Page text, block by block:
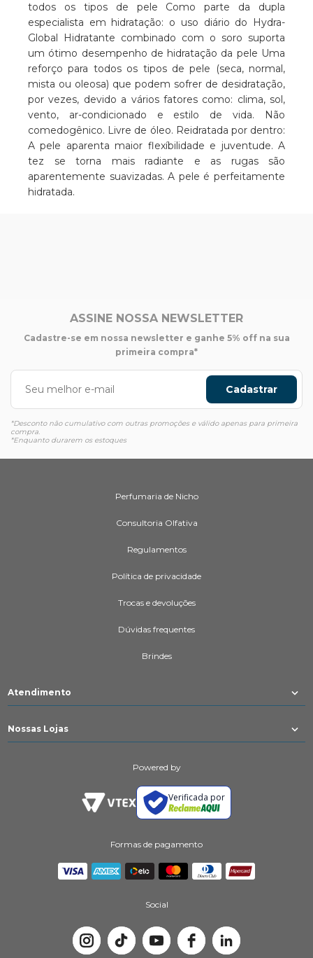
todos os tipos de pele Como parte da dupla
especialista em hidratação: o uso diário do Hydra-
Global Hidratante combinado com o soro suporta
um ótimo desempenho de hidratação da pele Uma
reforço para todos os tipos de pele (seca, normal,
mista ou oleosa) que podem sofrer de desidratação,
por vezes, devido a vários fatores como: clima, sol,
vento, ar-condicionado e estilo de vida. Não
comedogênico. Livre de óleo. Reidratada por dentro:
A pele aparenta maior flexíbilidade e juventude. A
tez se torna mais radiante e as rugas são
aparentemente suavizadas. A pele é perfeitamente
hidratada.
ASSINE NOSSA NEWSLETTER
Cadastre-se em nossa newsletter e ganhe 5% off na sua
primeira compra*
Cadastrar
*Desconto não cumulativo com outras promoções e válido apenas para primeira
compra.
*Enquanto durarem os estoques
Perfumaria de Nicho
Consultoria Olfativa
Regulamentos
Política de privacidade
Trocas e devoluções
Dúvidas frequentes
Brindes
Atendimento
Nossas Lojas
Powered by
Verificada por
Formas de pagamento
Social